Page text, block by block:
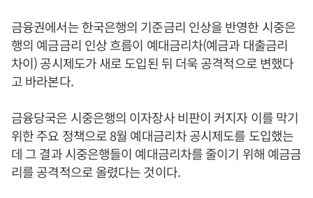
금융권에서는 한국은행의 기준금리 인상을 반영한 시중은
행의 예금금리 인상 흐름이 예대금리차(예금과 대출금리
차이) 공시제도가 새로 도입된 뒤 더욱 공격적으로 변했다
고 바라본다.
금융당국은 시중은행의 이자장사 비판이 커지자 이를 막기
위한 주요 정책으로 8월 예대금리차 공시제도를 도입했는
데 그 결과 시중은행들이 예대금리차를 줄이기 위해 예금금
리를 공격적으로 올렸다는 것이다.